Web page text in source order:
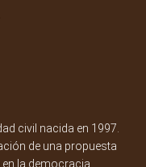
civil nacida en 1997.
de una propuesta
la democracia,